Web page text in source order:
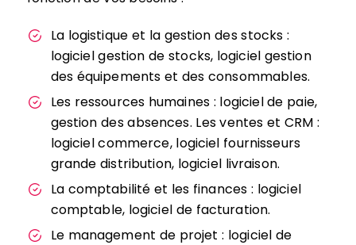
La logistique et la gestion des stocks :
logiciel gestion de stocks, logiciel gestion
des équipements et des consommables.
Les ressources humaines : logiciel de paie,
gestion des absences. Les ventes et CRM :
logiciel commerce, logiciel fournisseurs
grande distribution, logiciel livraison.
La comptabilité et les finances : logiciel
comptable, logiciel de facturation.
Le management de projet : logiciel de